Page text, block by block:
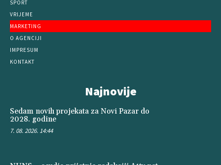
SPORT
VRIJEME
MARKETING
O AGENCIJI
IMPRESUM
KONTAKT
Najnovije
Sedam novih projekata za Novi Pazar do
2028. godine
7. 08. 2026. 14:44